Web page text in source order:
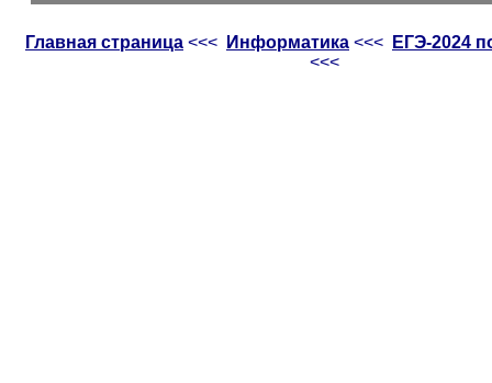
Главная страница <<< Информатика <<<
ЕГЭ-2024
<<<